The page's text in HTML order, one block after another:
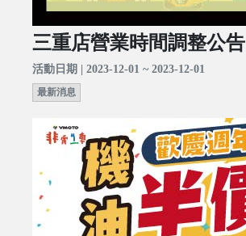
三重店營業時間調整公告
活動日期 | 2023-12-01 ~ 2023-12-01
最新消息